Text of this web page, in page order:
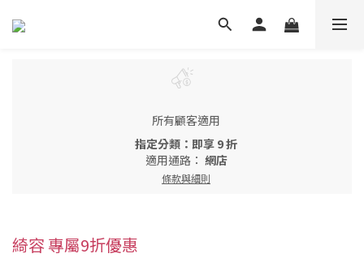
所有顧客適用
指定分類：即享 9 折
適用通路： 網店
條款與細則
綺容 專屬9折優惠